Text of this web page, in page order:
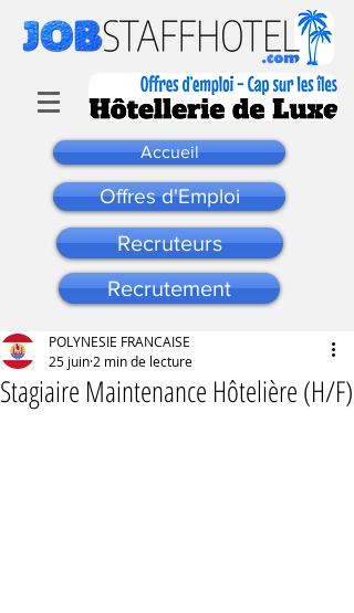
Accueil
Offres d'Emploi
Recruteurs
Recrutement
Stagiaire Maintenance Hôtelière (H/F)
POLYNESIE FRANCAISE
25 juin 2 min de lecture